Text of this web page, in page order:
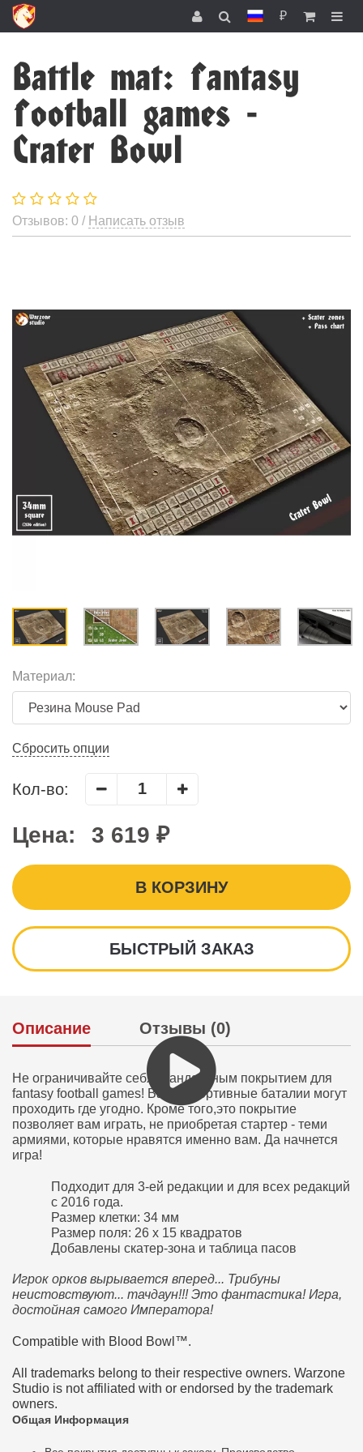
₽
Battle mat: fantasy
football games -
Crater Bowl
Отзывов: 0 / Написать отзыв
Материал:
Сбросить опции
Кол-во:
Цена: 3 619 ₽
В КОРЗИНУ
БЫСТРЫЙ ЗАКАЗ
Описание Отзывы (0)
Не ограничивайте себя стандартным покрытием для
fantasy football games! Ваши спортивные баталии могут
проходить где угодно. Кроме того,это покрытие
позволяет вам играть, не приобретая стартер - теми
армиями, которые нравятся именно вам. Да начнется
игра!
Подходит для 3-ей редакции и для всех редакций
с 2016 года.
Размер клетки: 34 мм
Размер поля: 26 х 15 квадратов
Добавлены скатер-зона и таблица пасов
Игрок орков вырывается вперед... Трибуны
неистовствуют... тачдаун!!! Это фантастика! Игра,
достойная самого Императора!
Compatible with Blood Bowl™.
All trademarks belong to their respective owners. Warzone
Studio is not affiliated with or endorsed by the trademark
owners.
Общая Информация